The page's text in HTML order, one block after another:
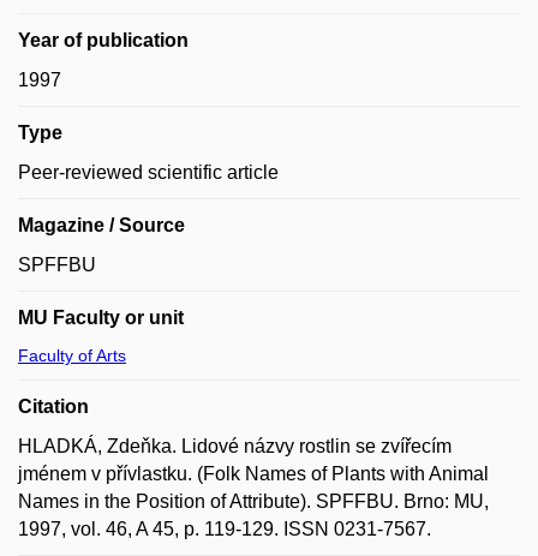
Year of publication
1997
Type
Peer-reviewed scientific article
Magazine / Source
SPFFBU
MU Faculty or unit
Faculty of Arts
Citation
HLADKÁ, Zdeňka. Lidové názvy rostlin se zvířecím
jménem v přívlastku. (Folk Names of Plants with Animal
Names in the Position of Attribute). SPFFBU. Brno: MU,
1997, vol. 46, A 45, p. 119-129. ISSN 0231-7567.